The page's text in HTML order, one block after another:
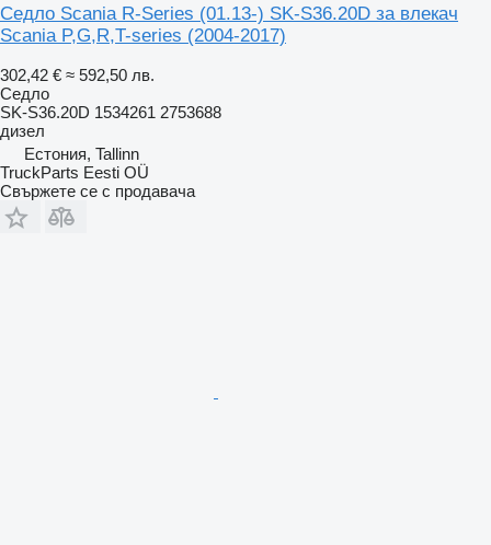
Седло Scania R-Series (01.13-) SK-S36.20D за влекач
Scania P,G,R,T-series (2004-2017)
302,42 € ≈ 592,50 лв.
Седло
SK-S36.20D 1534261 2753688
дизел
Естония, Tallinn
TruckParts Eesti OÜ
Свържете се с продавача